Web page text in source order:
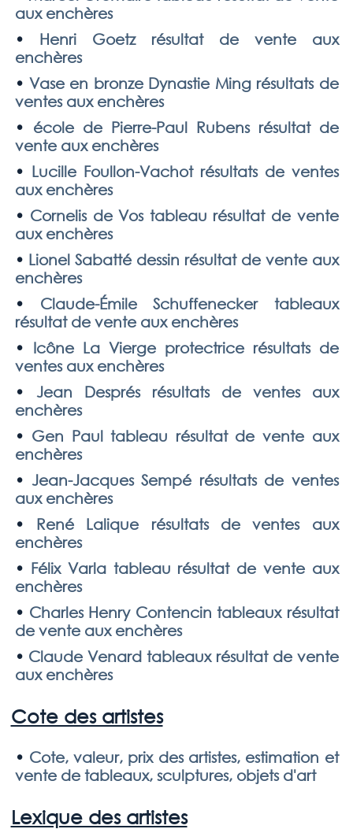
aux enchères
• Henri Goetz résultat de vente aux
enchères
• Vase en bronze Dynastie Ming résultats de
ventes aux enchères
• école de Pierre-Paul Rubens résultat de
vente aux enchères
• Lucille Foullon-Vachot résultats de ventes
aux enchères
• Cornelis de Vos tableau résultat de vente
aux enchères
• Lionel Sabatté dessin résultat de vente aux
enchères
• Claude-Émile Schuffenecker tableaux
résultat de vente aux enchères
• Icône La Vierge protectrice résultats de
ventes aux enchères
• Jean Després résultats de ventes aux
enchères
• Gen Paul tableau résultat de vente aux
enchères
• Jean-Jacques Sempé résultats de ventes
aux enchères
• René Lalique résultats de ventes aux
enchères
• Félix Varla tableau résultat de vente aux
enchères
• Charles Henry Contencin tableaux résultat
de vente aux enchères
• Claude Venard tableaux résultat de vente
aux enchères
Cote des artistes
• Cote, valeur, prix des artistes, estimation et
vente de tableaux, sculptures, objets d'art
Lexique des artistes